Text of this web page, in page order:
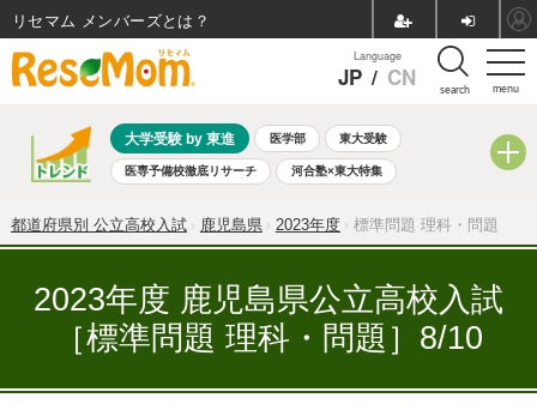
menu
Language
JP / CN search
大学受験 by 東進 医学部 東大受験
医専予備校徹底リサーチ 河合塾×東大特集
共通テスト 夏休み 8月開催学校説明会・相談会
自由研究教材（小学生向け） 自由研究教材（中学生向け）
ランキング
都道府県別 公立高校入試 鹿児島県 2023年度 標準問題 理科・問題
2023年度 鹿児島県公立高校入試
［標準問題 理科・問題］8/10
リセマム メンバーズ